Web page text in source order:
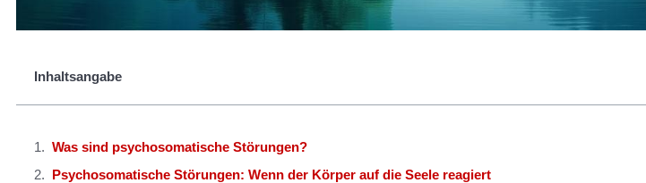
Inhaltsangabe
Was sind psychosomatische Störungen?
Psychosomatische Störungen: Wenn der Körper auf die Seele reagiert